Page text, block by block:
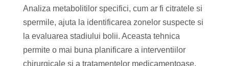
Analiza metabolitilor specifici, cum ar fi citratele si
spermile, ajuta la identificarea zonelor suspecte si
la evaluarea stadiului bolii. Aceasta tehnica
permite o mai buna planificare a interventiilor
chirurgicale si a tratamentelor medicamentoase,